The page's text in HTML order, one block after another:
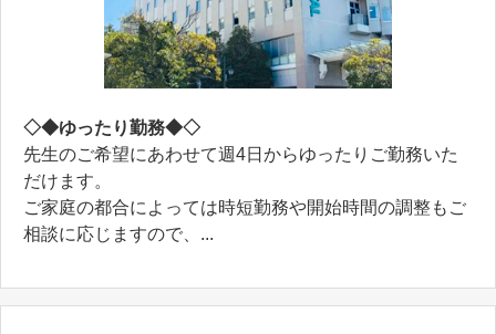
◇◆ゆったり勤務◆◇
先生のご希望にあわせて週4日からゆったりご勤務いた
だけます。
ご家庭の都合によっては時短勤務や開始時間の調整もご
相談に応じますので、...